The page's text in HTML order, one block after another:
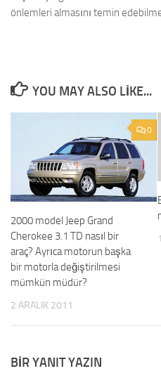
önlemleri almasını temin
YOU MAY ALSO LIKE...
0
2000 model Jeep Grand
Cherokee 3.1 TD nasıl bir
araç? Ayrıca motorun başka
bir motorla değiştirilmesi
mümkün müdür?
2 ARALIK 2011
BIR YANIT YAZIN